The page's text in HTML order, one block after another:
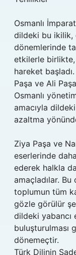
Osmanlı
dildeki bu ikilik,
dönemlerinde
etkilerle birlikte,
hareket
Paşa ve Ali
Osmanlı
amacıyla
azaltma
Ziya Paşa ve
eserlerinde
ederek halkla
amaçladılar. Bu
toplumun tüm
gözle görülür
dildeki
buluşturulması
dönemeçtir.
Türk Dilinin